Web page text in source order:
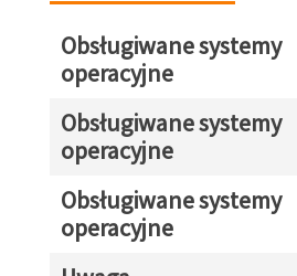
Obsługiwane systemy
operacyjne
Obsługiwane systemy
operacyjne
Obsługiwane systemy
operacyjne